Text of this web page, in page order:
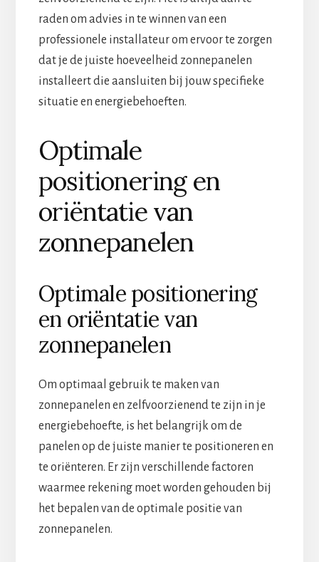
raden om advies in te winnen van een
professionele installateur om ervoor te zorgen
dat je de juiste hoeveelheid zonnepanelen
installeert die aansluiten bij jouw specifieke
situatie en energiebehoeften.
Optimale
positionering en
oriëntatie van
zonnepanelen
Optimale positionering
en oriëntatie van
zonnepanelen
Om optimaal gebruik te maken van
zonnepanelen en zelfvoorzienend te zijn in je
energiebehoefte, is het belangrijk om de
panelen op de juiste manier te positioneren en
te oriënteren. Er zijn verschillende factoren
waarmee rekening moet worden gehouden bij
het bepalen van de optimale positie van
zonnepanelen.